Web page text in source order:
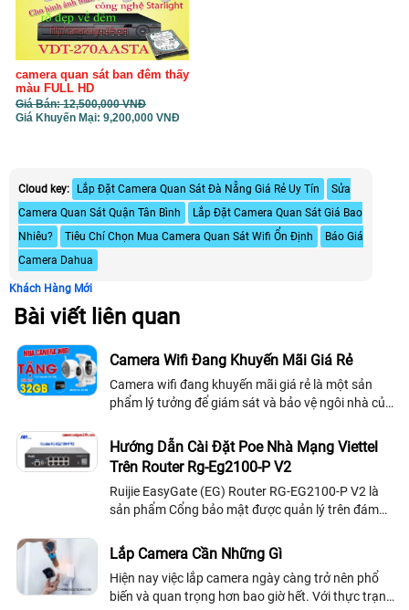
camera quan sát ban đêm thấy
màu FULL HD
Giá Bán: 12,500,000 VNĐ
Giá Khuyến Mại: 9,200,000 VNĐ
Cloud key: Lắp Đặt Camera Quan Sát Đà Nẵng Giá Rẻ Uy Tín
Sửa
Camera Quan Sát Quận Tân Bình
Lắp Đặt Camera Quan Sát Giá Bao
Nhiêu?
Tiêu Chí Chọn Mua Camera Quan Sát Wifi Ổn Định
Báo Giá
Camera Dahua
Khách Hàng Mới
Bài viết liên quan
Camera Wifi Đang Khuyến Mãi Giá Rẻ
Camera wifi đang khuyến mãi giá rẻ là một sản
phẩm lý tưởng để giám sát và bảo vệ ngôi nhà của
Hướng Dẫn Cài Đặt Poe Nhà Mạng Viettel
Trên Router Rg-Eg2100-P V2
Ruijie EasyGate (EG) Router RG-EG2100-P V2 là
sản phẩm Cổng bảo mật được quản lý trên đám
nghiệp khác nhau. Hỗ trợ một loạt các tính năng...
Lắp Camera Cần Những Gì
Hiện nay việc lắp camera ngày càng trở nên phổ
biến và quan trọng hơn bao giờ hết. Với thực trạng